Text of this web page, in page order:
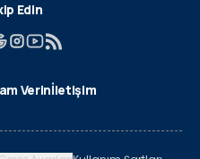
Edin
Verinİletişim